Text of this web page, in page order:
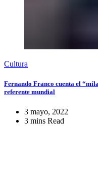
Cultura
Fernando Franco cuenta el
referente mundial
3 mayo, 2022
3 mins Read